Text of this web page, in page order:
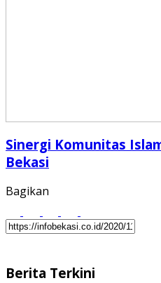
Sinergi Komunitas
Bekasi
Bagikan
Berita Terkini